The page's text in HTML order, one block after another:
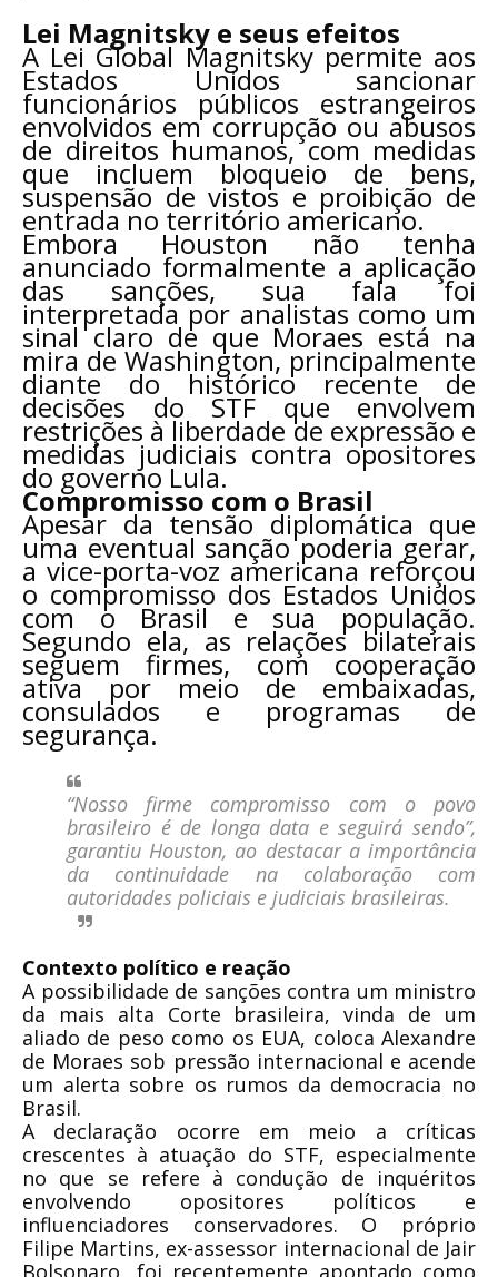
Lei Magnitsky e seus efeitos
A Lei Global Magnitsky permite aos
Estados Unidos sancionar
funcionários públicos estrangeiros
envolvidos em corrupção ou abusos
de direitos humanos, com medidas
que incluem bloqueio de bens,
suspensão de vistos e proibição de
entrada no território americano.
Embora Houston não tenha
anunciado formalmente a aplicação
das sanções, sua fala foi
interpretada por analistas como um
sinal claro de que Moraes está na
mira de Washington, principalmente
diante do histórico recente de
decisões do STF que envolvem
restrições à liberdade de expressão e
medidas judiciais contra opositores
do governo Lula.
Compromisso com o Brasil
Apesar da tensão diplomática que
uma eventual sanção poderia gerar,
a vice-porta-voz americana reforçou
o compromisso dos Estados Unidos
com o Brasil e sua população.
Segundo ela, as relações bilaterais
seguem firmes, com cooperação
ativa por meio de embaixadas,
consulados e programas de
segurança.
“Nosso firme compromisso com o povo
brasileiro é de longa data e seguirá sendo”,
garantiu Houston, ao destacar a importância
da continuidade na colaboração com
autoridades policiais e judiciais brasileiras.
Contexto político e reação
A possibilidade de sanções contra um ministro
da mais alta Corte brasileira, vinda de um
aliado de peso como os EUA, coloca Alexandre
de Moraes sob pressão internacional e acende
um alerta sobre os rumos da democracia no
Brasil.
A declaração ocorre em meio a críticas
crescentes à atuação do STF, especialmente
no que se refere à condução de inquéritos
envolvendo opositores políticos e
influenciadores conservadores. O próprio
Filipe Martins, ex-assessor internacional de Jair
Bolsonaro, foi recentemente apontado como